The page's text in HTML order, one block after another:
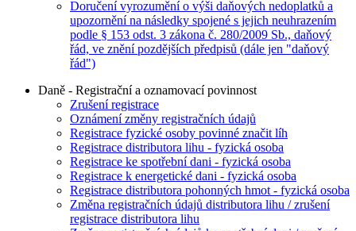
Doručení vyrozumění o výši daňových nedoplatků a
upozornění na následky spojené s jejich neuhrazením
podle § 153 odst. 3 zákona č. 280/2009 Sb., daňový
řád, ve znění pozdějších předpisů (dále jen "daňový
řád")
Daně - Registrační a oznamovací povinnost
Zrušení registrace
Oznámení změny registračních údajů
Registrace fyzické osoby povinné značit líh
Registrace distributora lihu - fyzická osoba
Registrace ke spotřební dani - fyzická osoba
Registrace k energetické dani - fyzická osoba
Registrace distributora pohonných hmot - fyzická osoba
Změna registračních údajů distributora lihu / zrušení
registrace distributora lihu